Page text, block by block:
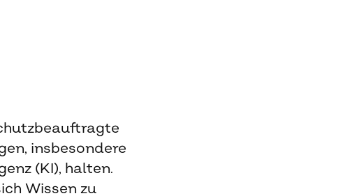
insbesondere
(KI), halten.
Wissen zu